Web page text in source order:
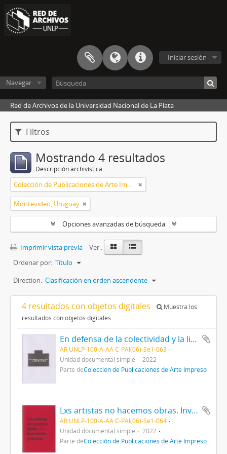
Iniciar sesión
Navegar
Red de Archivos de la Universidad Nacional de La Plata
Filtros
Mostrando 4 resultados
Descripción archivística
Colección de Publicaciones de Arte Impreso
Montevideo, Uruguay
Opciones avanzadas de búsqueda
Imprimir vista previa
Ver :
Ordenar por: Título
Direction: Clasificación en orden ascendente
4 resultados con objetos digitales
Muestra los
resultados con objetos digitales
En defensa de la colectividad y la libertad artística
AR UNLP-100-A-AA C-PAI(06)-Se1-063
Unidad documental simple
2022
Parte deColección de Publicaciones de Arte Impreso
Lxs artistas no hacemos obras. Inventamos prácticas
AR UNLP-100-A-AA C-PAI(06)-Se1-064
Unidad documental simple
2022
Parte deColección de Publicaciones de Arte Impreso